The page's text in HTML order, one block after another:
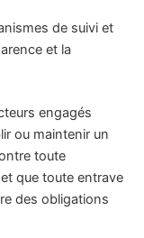
de suivi et
et la
engagés
ou maintenir un
toute
que toute entrave
des obligations